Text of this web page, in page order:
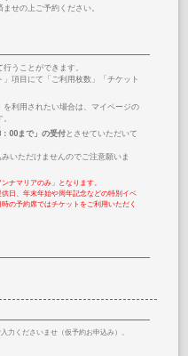
せの上ご予約ください。
うことができます。
項目にて「ご利用枚数」「チケット
を利用されたい場合は、マイページの
00まで」の受付とさせていただいて
いただけませんのでご注意願いま
ナマリアのみ」となります。
日、年末年始や周年記念などの特別イベ
の予約席ではチケットをご利用いただく
力くださいませ（仮予約お申込み）。